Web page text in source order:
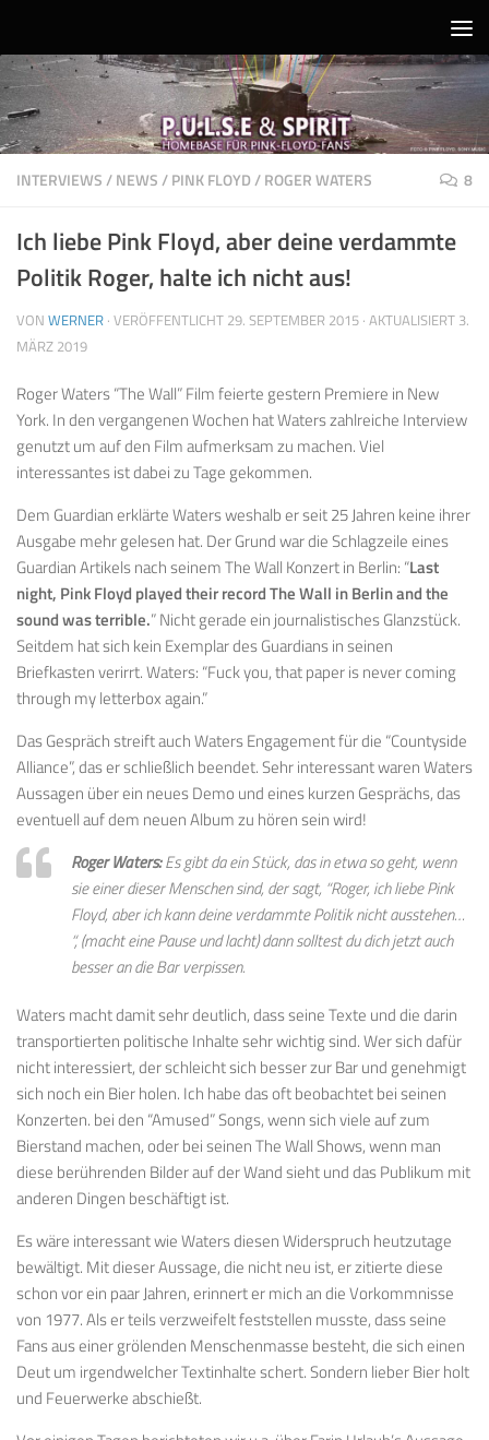
INTERVIEWS/NEWS/PINK FLOYD/ROGER WATERS 8
Ich liebe Pink Floyd, aber deine verdammte
Politik Roger, halte ich nicht aus!
VON WERNER · VERÖFFENTLICHT 29. SEPTEMBER 2015 · AKTUALISIERT 3.
MÄRZ 2019
Roger Waters “The Wall” Film feierte gestern Premiere in New
York. In den vergangenen Wochen hat Waters zahlreiche Interview
genutzt um auf den Film aufmerksam zu machen. Viel
interessantes ist dabei zu Tage gekommen.
Dem Guardian erklärte Waters weshalb er seit 25 Jahren keine ihrer
Ausgabe mehr gelesen hat. Der Grund war die Schlagzeile eines
Guardian Artikels nach seinem The Wall Konzert in Berlin: “Last
night, Pink Floyd played their record The Wall in Berlin and the
sound was terrible.” Nicht gerade ein journalistisches Glanzstück.
Seitdem hat sich kein Exemplar des Guardians in seinen
Briefkasten verirrt. Waters: “Fuck you, that paper is never coming
through my letterbox again.”
Das Gespräch streift auch Waters Engagement für die “Countyside
Alliance”, das er schließlich beendet. Sehr interessant waren Waters
Aussagen über ein neues Demo und eines kurzen Gesprächs, das
eventuell auf dem neuen Album zu hören sein wird!
Roger Waters:Es gibt da ein Stück, das in etwa so geht, wenn
sie einer dieser Menschen sind, der sagt, “Roger, ich liebe Pink
Floyd, aber ich kann deine verdammte Politik nicht ausstehen…
“, (macht eine Pause und lacht) dann solltest du dich jetzt auch
besser an die Bar verpissen.
Waters macht damit sehr deutlich, dass seine Texte und die darin
transportierten politische Inhalte sehr wichtig sind. Wer sich dafür
nicht interessiert, der schleicht sich besser zur Bar und genehmigt
sich noch ein Bier holen. Ich habe das oft beobachtet bei seinen
Konzerten. bei den “Amused” Songs, wenn sich viele auf zum
Bierstand machen, oder bei seinen The Wall Shows, wenn man
diese berührenden Bilder auf der Wand sieht und das Publikum mit
anderen Dingen beschäftigt ist.
Es wäre interessant wie Waters diesen Widerspruch heutzutage
bewältigt. Mit dieser Aussage, die nicht neu ist, er zitierte diese
schon vor ein paar Jahren, erinnert er mich an die Vorkommnisse
von 1977. Als er teils verzweifelt feststellen musste, dass seine
Fans aus einer grölenden Menschenmasse besteht, die sich einen
Deut um irgendwelcher Textinhalte schert. Sondern lieber Bier holt
und Feuerwerke abschießt.